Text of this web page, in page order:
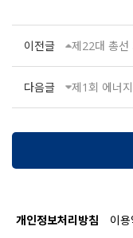
이전글
다음글 제1회 에너
개인정보처리방침 이